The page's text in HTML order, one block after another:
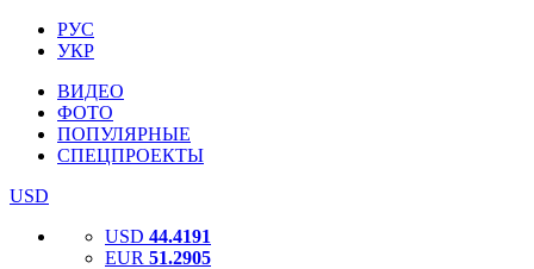
РУС
УКР
ВИДЕО
ФОТО
ПОПУЛЯРНЫЕ
СПЕЦПРОЕКТЫ
USD
USD 44.4191
EUR 51.2905